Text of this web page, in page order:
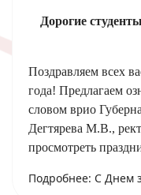
Дорогие
Поздравляем всех
года! Предлагаем
словом врио
Дегтярева М.В.,
просмотреть
Подробнее: С Днем